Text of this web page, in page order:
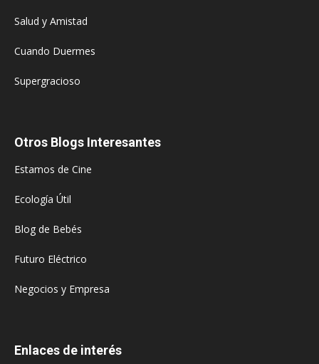
Salud y Amistad
Cuando Duermes
Supergracioso
Otros Blogs Interesantes
Estamos de Cine
Ecología Útil
Blog de Bebés
Futuro Eléctrico
Negocios y Empresa
Enlaces de interés